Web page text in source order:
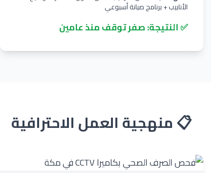
الأنابيب + برنامج صيانة أسبوعي
✅ النتيجة: صفر توقف منذ عامين
📋 منهجية العمل الاحترافية